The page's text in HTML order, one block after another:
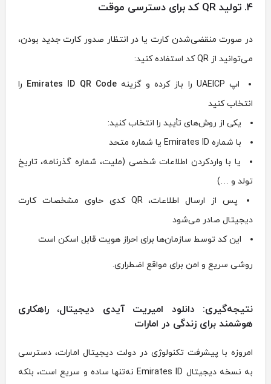
۴. تولید QR کد برای دسترسی موقت
در صورت منقضی‌شدن کارت یا در انتظار صدور کارت جدید بودن،
می‌توانید از QR کد استفاده کنید:
اپ UAEICP را باز کرده و گزینه Emirates ID QR Code را
انتخاب کنید
یکی از روش‌های تأیید را انتخاب کنید:
با شماره Emirates ID یا شماره متحد
یا با واردکردن اطلاعات شخصی (ملیت، شماره گذرنامه، تاریخ
تولد و …)
پس از ارسال اطلاعات، QR کدی حاوی مشخصات کارت
دیجیتال صادر می‌شود
این کد توسط سازمان‌ها برای احراز هویت قابل اسکن است
روشی سریع و امن برای مواقع اضطراری.
نتیجه‌گیری: دانلود امیریت آیدی دیجیتال، راهکاری
هوشمند برای زندگی در امارات
امروزه با پیشرفت تکنولوژی در دولت دیجیتال امارات، دسترسی
به نسخه دیجیتال Emirates ID نه‌تنها ساده و سریع است، بلکه